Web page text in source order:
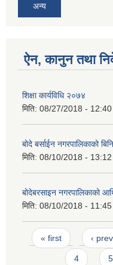
अन्य
ऐन, कानुन तथा
शिक्षा कार्यविधि २०७४
मिति: 08/27/2018 - 12:40
बोदे बर्साईन नगरपालिकाको
मिति: 08/10/2018 - 13:12
बोदेबरसाइन नगरपालिकाको
मिति: 08/10/2018 - 11:45
Pages
« first ‹
4 5